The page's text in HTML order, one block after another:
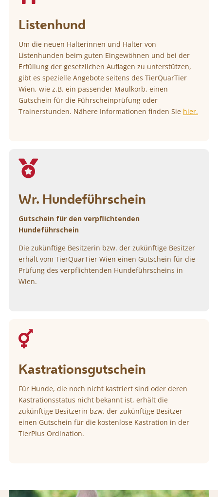
Listenhund
Um die neuen Halterinnen und Halter von
Listenhunden beim guten Eingewöhnen und bei der
Erfüllung der gesetzlichen Auflagen zu unterstützen,
gibt es spezielle Angebote seitens des TierQuarTier
Wien, wie z.B. ein passender Maulkorb, einen
Gutschein für die Führscheinprüfung oder
Trainerstunden. Nähere Informationen finden Sie hier.

Wr. Hundeführschein
Gutschein für den verpflichtenden
Hundeführschein
Die zukünftige Besitzerin bzw. der zukünftige Besitzer
erhält vom TierQuarTier Wien einen Gutschein für die
Prüfung des verpflichtenden Hundeführscheins in
Wien.

Kastrationsgutschein
Für Hunde, die noch nicht kastriert sind oder deren
Kastrationsstatus nicht bekannt ist, erhält die
zukünftige Besitzerin bzw. der zukünftige Besitzer
einen Gutschein für die kostenlose Kastration in der
TierPlus Ordination.